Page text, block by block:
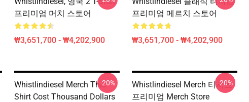
프리미엄 머치 스토어
₩3,651,700 - ₩4,202,900
프리미엄 메르치 스토어
₩3,651,700 - ₩4,202,900
Whistlindiesel Merch This
Shirt Cost Thousand Dollars
-20%
Whistlindiesel Merch 티셔츠
프리미엄 Merch Store
-20%